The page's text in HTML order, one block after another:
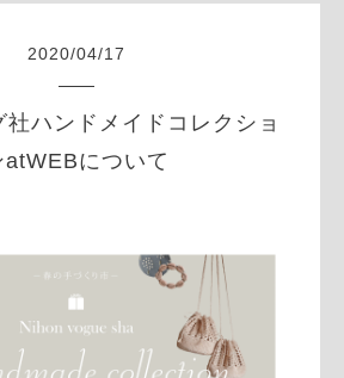
2020/04/17
社ハンドメイドコレクショ
atWEBについて